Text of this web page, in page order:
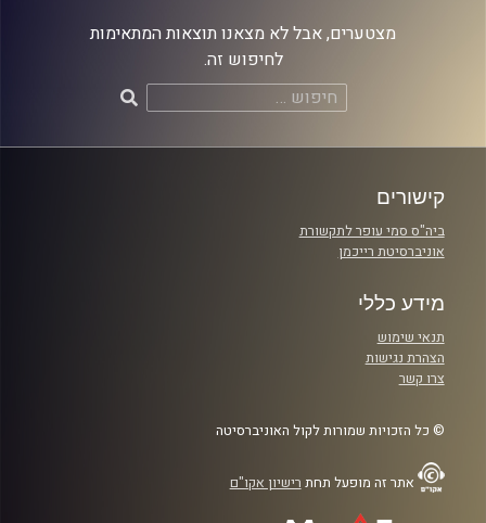
מצטערים, אבל לא מצאנו תוצאות המתאימות
לחיפוש זה.
חיפוש:
קישורים
ביה"ס סמי עופר לתקשורת
אוניברסיטת רייכמן
מידע כללי
תנאי שימוש
הצהרת נגישות
צרו קשר
© כל הזכויות שמורות לקול האוניברסיטה
אתר זה מופעל תחת רישיון אקו"ם